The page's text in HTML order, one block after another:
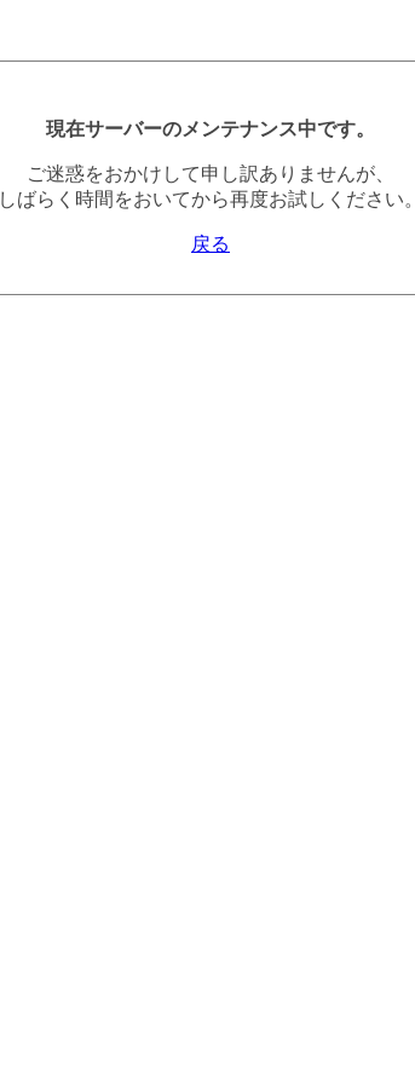
現在サーバーのメンテナンス中です。
ご迷惑をおかけして申し訳ありませんが、
しばらく時間をおいてから再度お試しください。
戻る